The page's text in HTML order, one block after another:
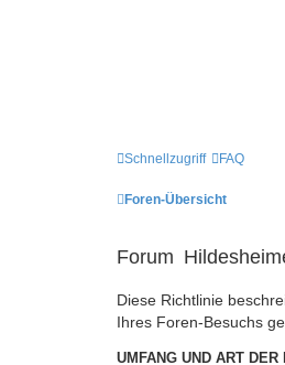
Schnellzugriff FAQ
Foren-Übersicht
Forum
Diese Richtlinie
Ihres Foren-Besuchs
UMFANG UND ART DER